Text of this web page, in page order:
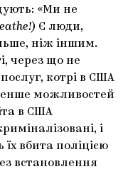
«Ми не
Є люди,
ніж іншим.
через що не
котрі в США
можливостей
в США
і
їх вбита поліцією
встановлення